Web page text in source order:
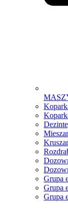
Grupa
Grupa
Grupa